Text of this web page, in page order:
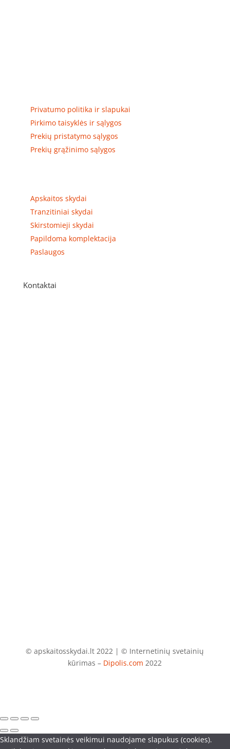
Privatumo politika ir slapukai
Pirkimo taisyklės ir sąlygos
Prekių pristatymo sąlygos
Prekių grąžinimo sąlygos
Apskaitos skydai
Tranzitiniai skydai
Skirstomieji skydai
Papildoma komplektacija
Paslaugos
Kontaktai
© apskaitosskydai.lt 2022 | © Internetinių svetainių
kūrimas – Dipolis.com 2022
Sklandžiam svetainės veikimui naudojame slapukus (cookies).